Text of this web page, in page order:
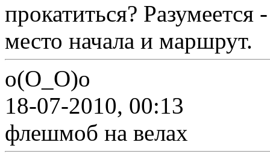
прокатиться?
место начала и маршрут.
о(О_О)о
18-07-2010, 00:13
флешмоб на велах